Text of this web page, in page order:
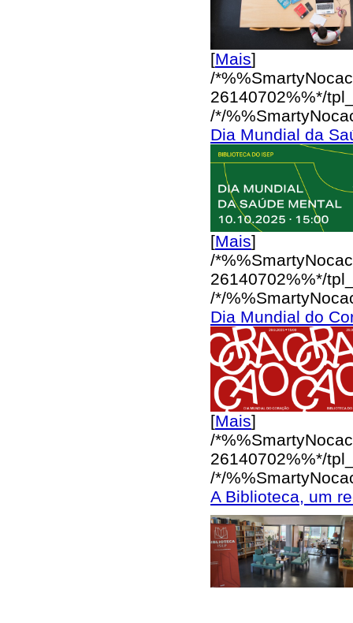
[Mais]
/
26140702%%*/
/*/
Dia Mundial da
[Mais]
/
26140702%%*/
/*/
Dia Mundial do
[Mais]
/
26140702%%*/
/*/
A Biblioteca, um